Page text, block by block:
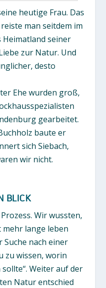
heutige Frau. Das
man seitdem im
Heimatland seiner
zur Natur. Und
desto
Ehe wurden groß,
gearbeitet.
baute er
sich Siebach,
wir nicht.
BLICK
Wir wussten,
mehr lange leben
Suche nach einer
zu wissen, worin
Weiter auf der
Natur entschied